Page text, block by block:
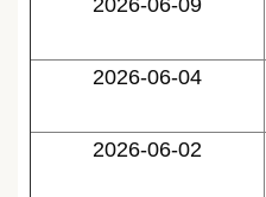
2026-06-09
2026-06-04
2026-06-02